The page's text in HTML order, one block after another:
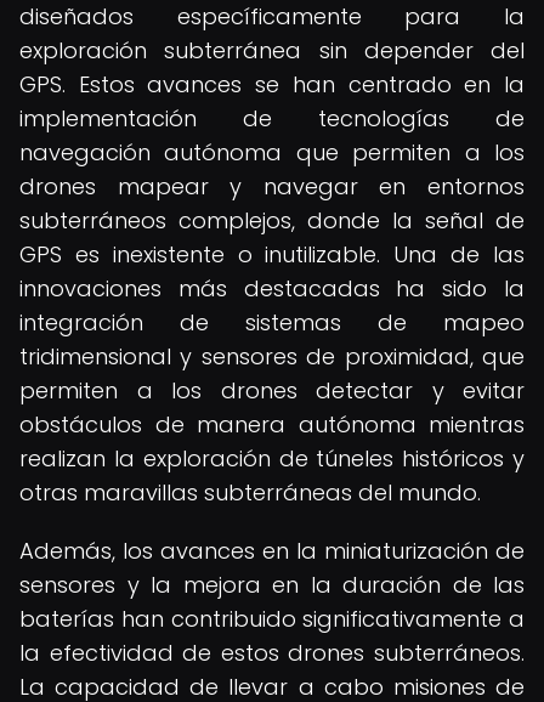
diseñados específicamente para la
exploración subterránea sin depender del
GPS. Estos avances se han centrado en la
implementación de tecnologías de
navegación autónoma que permiten a los
drones mapear y navegar en entornos
subterráneos complejos, donde la señal de
GPS es inexistente o inutilizable. Una de las
innovaciones más destacadas ha sido la
integración de sistemas de mapeo
tridimensional y sensores de proximidad, que
permiten a los drones detectar y evitar
obstáculos de manera autónoma mientras
realizan la exploración de túneles históricos y
otras maravillas subterráneas del mundo.
Además, los avances en la miniaturización de
sensores y la mejora en la duración de las
baterías han contribuido significativamente a
la efectividad de estos drones subterráneos.
La capacidad de llevar a cabo misiones de